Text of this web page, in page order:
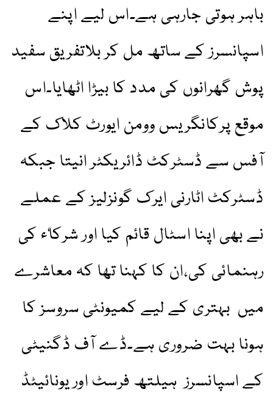
باہر ہوتی جارہی ہے۔اس لیے اپنے
اسپانسرز کے ساتھ مل کر بلاتفریق سفید
پوش گھرانوں کی مدد کا بیڑا اٹھایا۔اس
موقع پرکانگریس وومن ایورٹ کلاک کے
آفس سے ڈسٹرکٹ ڈائریکٹر انیتا جبکہ
ڈسٹرکٹ اٹارنی ایرک گونزلیز کے عملے
نے بھی اپنا اسٹال قائم کیا اور شرکاٗء کی
رہنمائی کی،ان کا کہنا تھا کہ معاشرے
میں بہتری کے لیے کمیونٹی سروسز کا
ہونا بہت ضروری ہے۔ڈے آف ڈگنیٹی
کے اسپانسرز ہیلتھ فرسٹ اور یونائیٹڈ